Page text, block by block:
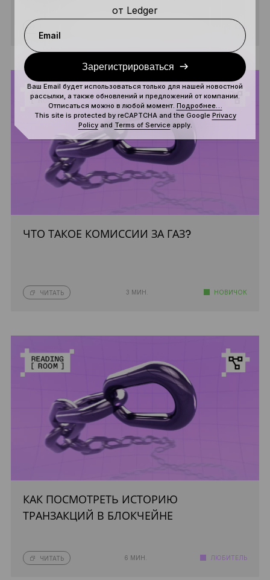
ЛЮБИТЕЛЬ
ЧТО ТАКОЕ КОМИССИИ ЗА ГАЗ?
ЧИТАТЬ 3 МИН. НОВИЧОК
КАК ПОСМОТРЕТЬ ИСТОРИЮ
ТРАНЗАКЦИЙ В БЛОКЧЕЙНЕ
ЧИТАТЬ 6 МИН. ЛЮБИТЕЛЬ
от Ledger
Email
Зарегистрироваться
Ваш Email будет использоваться только для нашей новостной
рассылки, а также обновлений и предложений от компании.
Отписаться можно в любой момент. Подробнее…
This site is protected by reCAPTCHA and the Google Privacy
Policyand Terms of Serviceapply.